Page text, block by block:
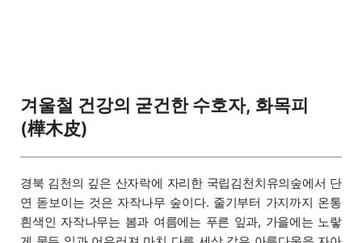
겨울철 건강의 굳건한 수호자, 화목피
(樺木皮)
경북 김천의 깊은 산자락에 자리한 국립김천치유의숲에서 단
연 돋보이는 것은 자작나무 숲이다. 줄기부터 가지까지 온통
흰색인 자작나무는 봄과 여름에는 푸른 잎과, 가을에는 노랗